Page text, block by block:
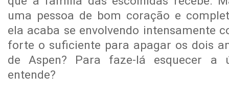
uma pessoa de bom coração e
ela acaba se envolvendo intensamente
forte o suficiente para apagar os dois
de Aspen? Para faze-lá esquecer a
entende?